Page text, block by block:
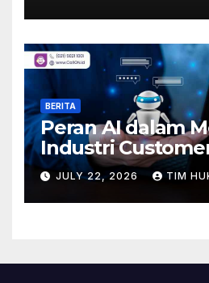
BERITA
Peran AI dalam
Industri
Indonesia
JULY 22, 2026 TIM